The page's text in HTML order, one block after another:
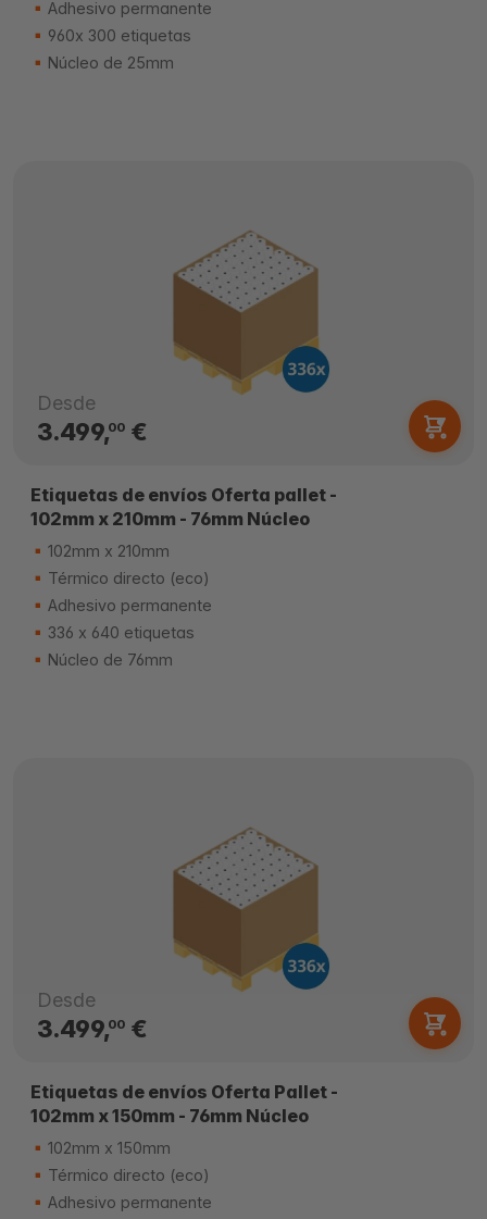
Adhesivo permanente
960x 300 etiquetas
Núcleo de 25mm
Desde
3.499,00€
Etiquetas de envíos Oferta pallet -
102mm x 210mm - 76mm Núcleo
102mm x 210mm
Térmico directo (eco)
Adhesivo permanente
336 x 640 etiquetas
Núcleo de 76mm
Desde
3.499,00€
Etiquetas de envíos Oferta Pallet -
102mm x 150mm - 76mm Núcleo
102mm x 150mm
Térmico directo (eco)
Adhesivo permanente